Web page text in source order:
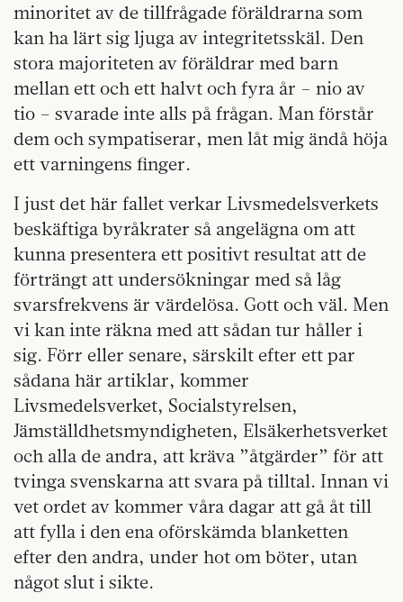
minoritet av de tillfrågade föräldrarna som
kan ha lärt sig ljuga av integritetsskäl. Den
stora majoriteten av föräldrar med barn
mellan ett och ett halvt och fyra år – nio av
tio – svarade inte alls på frågan. Man förstår
dem och sympatiserar, men låt mig ändå höja
ett varningens finger.
I just det här fallet verkar Livsmedelsverkets
beskäftiga byråkrater så angelägna om att
kunna presentera ett positivt resultat att de
förträngt att undersökningar med så låg
svarsfrekvens är värdelösa. Gott och väl. Men
vi kan inte räkna med att sådan tur håller i
sig. Förr eller senare, särskilt efter ett par
sådana här artiklar, kommer
Livsmedelsverket, Socialstyrelsen,
Jämställdhetsmyndigheten, Elsäkerhetsverket
och alla de andra, att kräva ”åtgärder” för att
tvinga svenskarna att svara på tilltal. Innan vi
vet ordet av kommer våra dagar att gå åt till
att fylla i den ena oförskämda blanketten
efter den andra, under hot om böter, utan
något slut i sikte.